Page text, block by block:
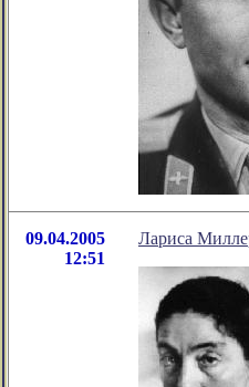
09.04.2005
12:51
Лариса